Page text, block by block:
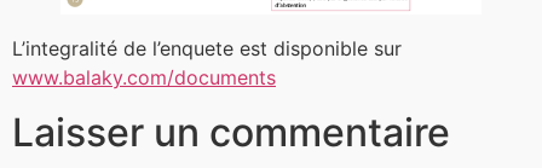
L’integralité de l’enquete est disponible sur
www.balaky.com/documents
Laisser un commentaire